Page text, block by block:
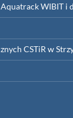
WIBIT i
CSTiR w